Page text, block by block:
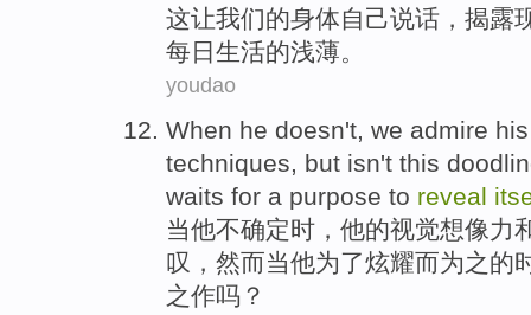
这让我们的身体自己说话 ， 揭露
每日 生活的浅薄。
youdao
When he doesn't, we admire his
techniques, but isn't this
waits for a purpose to reveal
当他不确定时， 他的视觉想像力
叹， 然而当他为了炫耀而为之的
之作吗？